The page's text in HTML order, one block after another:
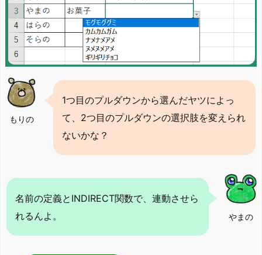
もりの
1つ目のプルダウンから選んだヤツによっ
て、2つ目のプルダウンの選択肢を変えられ
ないかな？
やまの
名前の定義とINDIRECT関数で、連動させら
れるんよ。